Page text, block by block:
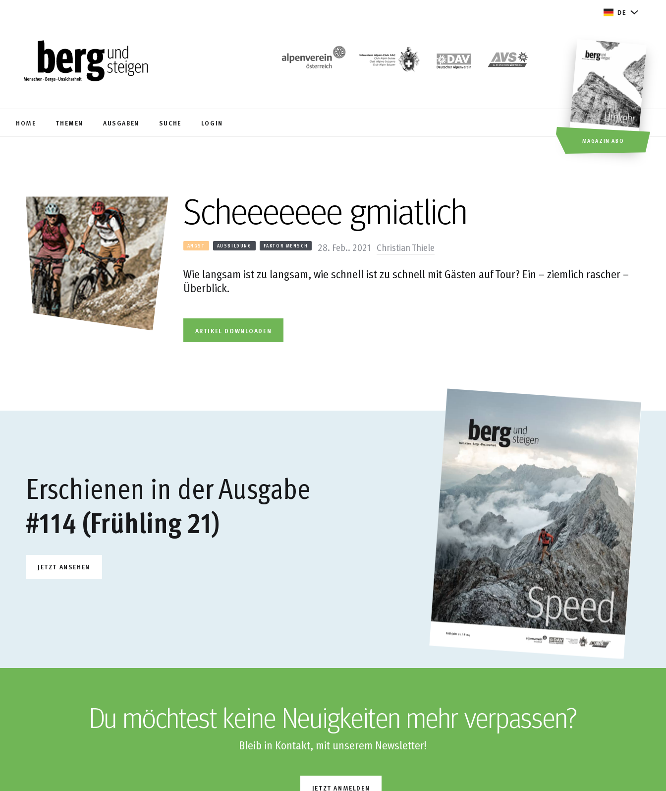
DE
HOME THEMEN AUSGABEN SUCHE LOGIN
MAGAZIN ABO
Scheeeeeee gmiatlich
ANGST AUSBILDUNG FAKTOR MENSCH 28. Feb.. 2021 Christian Thiele
Wie langsam ist zu langsam, wie schnell ist zu schnell mit Gästen auf Tour? Ein – ziemlich rascher –
Überblick.
ARTIKEL DOWNLOADEN
Erschienen in der Ausgabe
#114 (Frühling 21)
JETZT ANSEHEN
Du möchtest keine Neuigkeiten mehr verpassen?
Bleib in Kontakt, mit unserem Newsletter!
JETZT ANMELDEN